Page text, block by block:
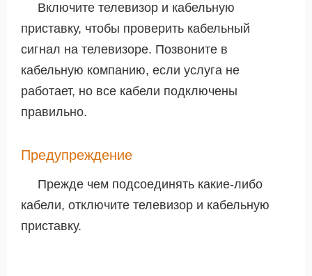
Включите телевизор и кабельную
приставку, чтобы проверить кабельный
сигнал на телевизоре. Позвоните в
кабельную компанию, если услуга не
работает, но все кабели подключены
правильно.
Предупреждение
Прежде чем подсоединять какие-либо
кабели, отключите телевизор и кабельную
приставку.